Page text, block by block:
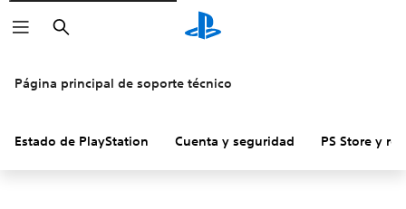
Buscar
Página principal de soporte técnico
Estado de PlayStation Cuenta y seguridad PS Store y